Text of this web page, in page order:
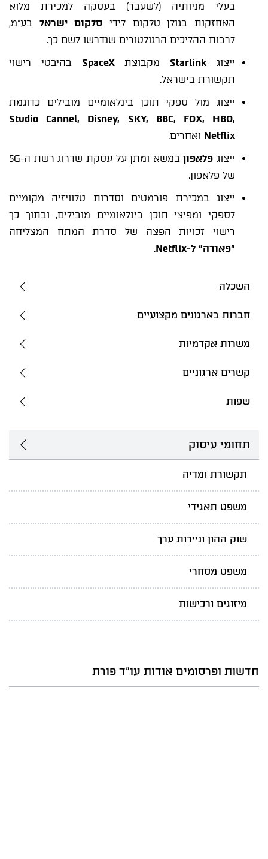
בעלי מניותיה (לשעבר) בעסקה למכירת מלוא
האחזקות בגולן טלקום לידי סלקום ישראל בע"מ,
לרבות ההליכים הרגולטורים שנדרשו לשם כך.
ייצוג Starlink מקבוצתSpaceX בהיבטי רישוי
תקשורת בישראל.
ייצוג מול ספקי תוכן בינלאומיים מובילים כדוגמת
Studio Cannel, Disney, SKY, BBC, FOX,
HBO,
Netflix ואחרים.
ייצוג פלאפון
במשא ומתן על עסקת שדרוג רשת ה-5G
של פלאפון.
ייצוג במכירת פורמטים וסדרות טלוויזיה מקומיים
לספקי ומפיצי תוכן בינלאומיים מובילים, ובתוך כך
רישוי זכויות הפצה של סדרת המתח המצליחה
"פאודה" ל-Netflix
.
השכלה
חברות בארגונים מקצועיים
משרות אקדמיות
קשרים ארגוניים
שפות
תחומי עיסוק
תקשורת ומדיה
משפט תאגידי
שוק ההון וניירות ערך
משפט מסחרי
מיזוגים ורכישות
חדשות ופרסומים אודות עו"ד פורת